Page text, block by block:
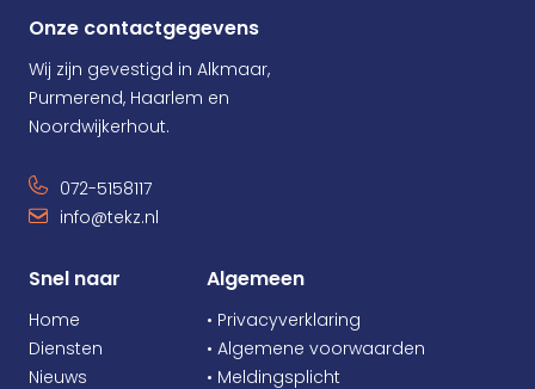
Onze contactgegevens
Wij zijn gevestigd in Alkmaar,
Purmerend, Haarlem en
Noordwijkerhout.
072-5158117
info@tekz.nl
Snel naar
Home
Diensten
Nieuws
Algemeen
• Privacyverklaring
• Algemene voorwaarden
• Meldingsplicht